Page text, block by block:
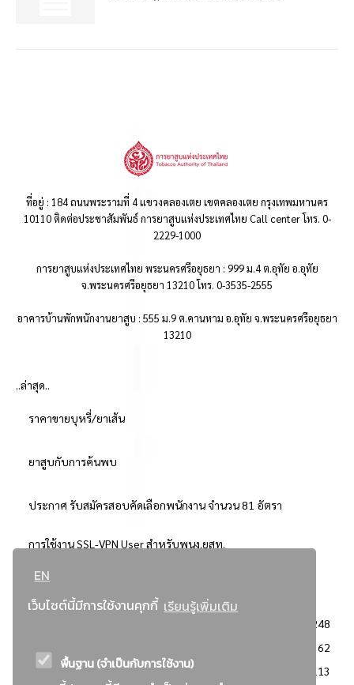
EN
เว็บไซต์นี้มีการใช้งานคุกกี้ เรียนรู้เพิ่มเติม
พื้นฐาน (จำเป็นกับการใช้งาน)
ที่อยู่ : 184 ถนนพระรามที่ 4 แขวงคลองเตย เขตคลองเตย กรุงเทพมหานคร
10110 ติดต่อประชาสัมพันธ์ การยาสูบแห่งประเทศไทย Call center โทร. 0-
2229-1000
การยาสูบแห่งประเทศไทย พระนครศรีอยุธยา : 999 ม.4 ต.อุทัย อ.อุทัย
จ.พระนครศรีอยุธยา 13210 โทร. 0-3535-2555
อาคารบ้านพักพนักงานยาสูบ : 555 ม.9 ต.คานหาม อ.อุทัย จ.พระนครศรีอยุธยา
13210
..ล่าสุด..
ราคาขายบุหรี่/ยาเส้น
ยาสูบกับการค้นพบ
ประกาศ รับสมัครสอบคัดเลือกพนักงาน จำนวน 81 อัตรา
การใช้งาน SSL-VPN User สำหรับพนง.ยสท.
..ยอดนิยม..
3248
2362
: วิธีเฉพาะเจาะจง
2113